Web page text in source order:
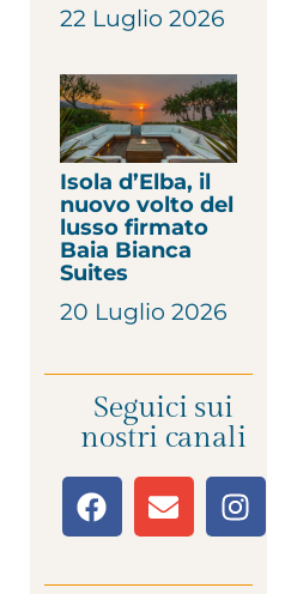
22 Luglio 2026
Isola d’Elba, il
nuovo volto del
lusso firmato
Baia Bianca
Suites
20 Luglio 2026
Seguici sui
nostri canali